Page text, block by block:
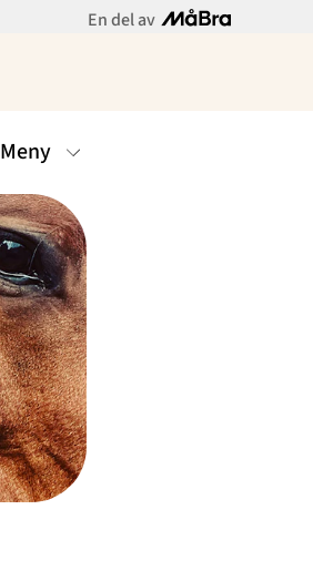
En del av
Meny